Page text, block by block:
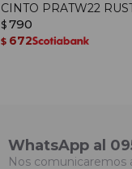
CINTO PRATW22
$ 790
$ 672
WhatsApp al
Nos comunicaremos